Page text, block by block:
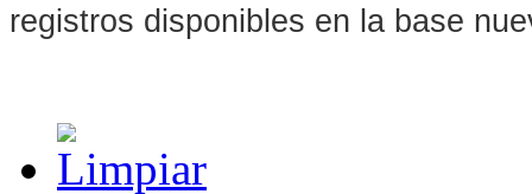
registros disponibles en la base